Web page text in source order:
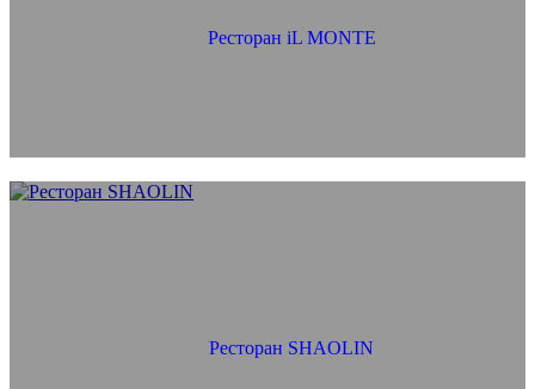
Ресторан iL MONTE
Ресторан SHAOLIN